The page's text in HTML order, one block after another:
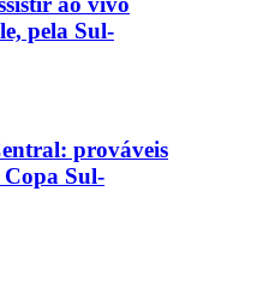
pela Sul-
prováveis
Copa Sul-